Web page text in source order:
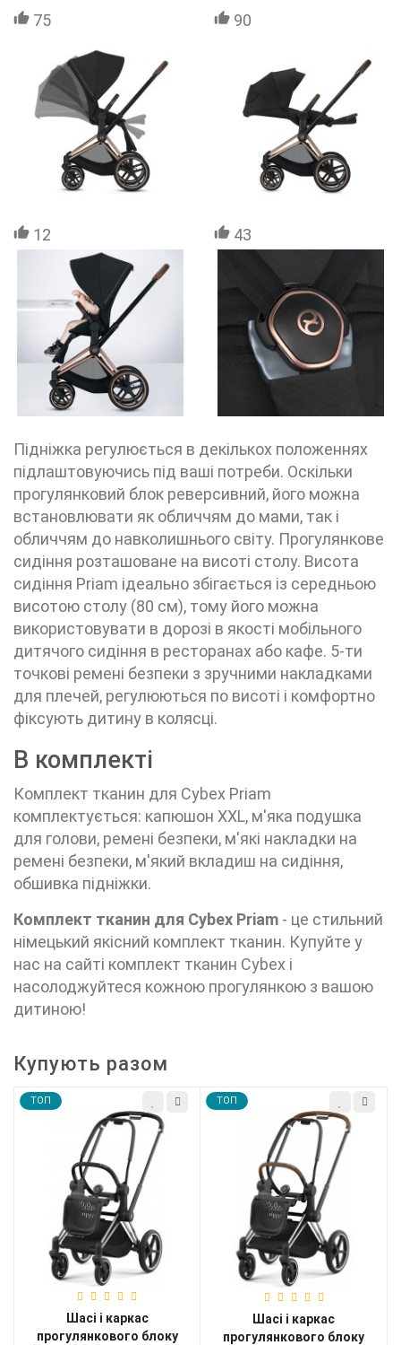
75 90
12 43
Підніжка регулюється в декількох положеннях
підлаштовуючись під ваші потреби. Оскільки
прогулянковий блок реверсивний, його можна
встановлювати як обличчям до мами, так і
обличчям до навколишнього світу. Прогулянкове
сидіння розташоване на висоті столу. Висота
сидіння Priam ідеально збігається із середньою
висотою столу (80 см), тому його можна
використовувати в дорозі в якості мобільного
дитячого сидіння в ресторанах або кафе. 5-ти
точкові ремені безпеки з зручними накладками
для плечей, регулюються по висоті і комфортно
фіксують дитину в колясці.
В комплекті
Комплект тканин для Cybex Priam
комплектується: капюшон XXL, м'яка подушка
для голови, ремені безпеки, м'які накладки на
ремені безпеки, м'який вкладиш на сидіння,
обшивка підніжки.
Комплект тканин для Cybex Priam - це стильний
німецький якісний комплект тканин. Купуйте у
нас на сайті комплект тканин Cybex і
насолоджуйтеся кожною прогулянкою з вашою
дитиною!
Купують разом
TOП
Шасі і каркас
прогулянкового блоку
TOП
Шасі і каркас
прогулянкового блоку